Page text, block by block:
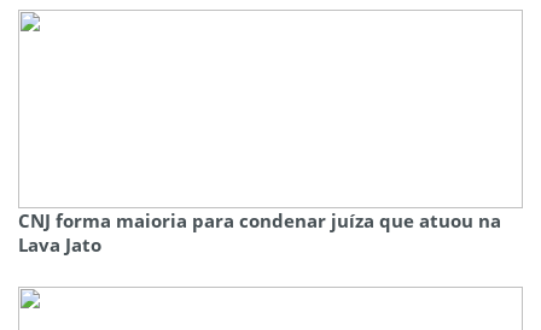
CNJ forma maioria para condenar juíza que atuou na
Lava Jato